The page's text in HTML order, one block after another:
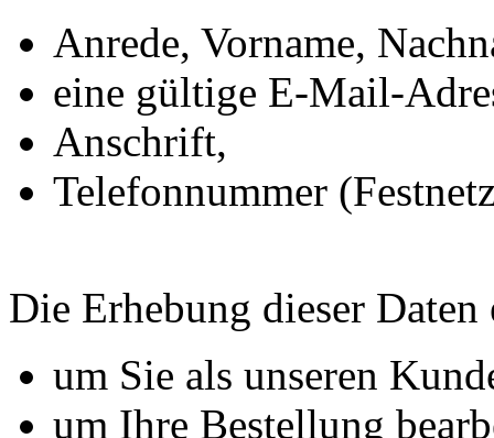
Anrede, Vorname,
eine gültige E-Mail-
Anschrift,
Telefonnummer
Die Erhebung dieser
um Sie als unseren
um Ihre Bestellung